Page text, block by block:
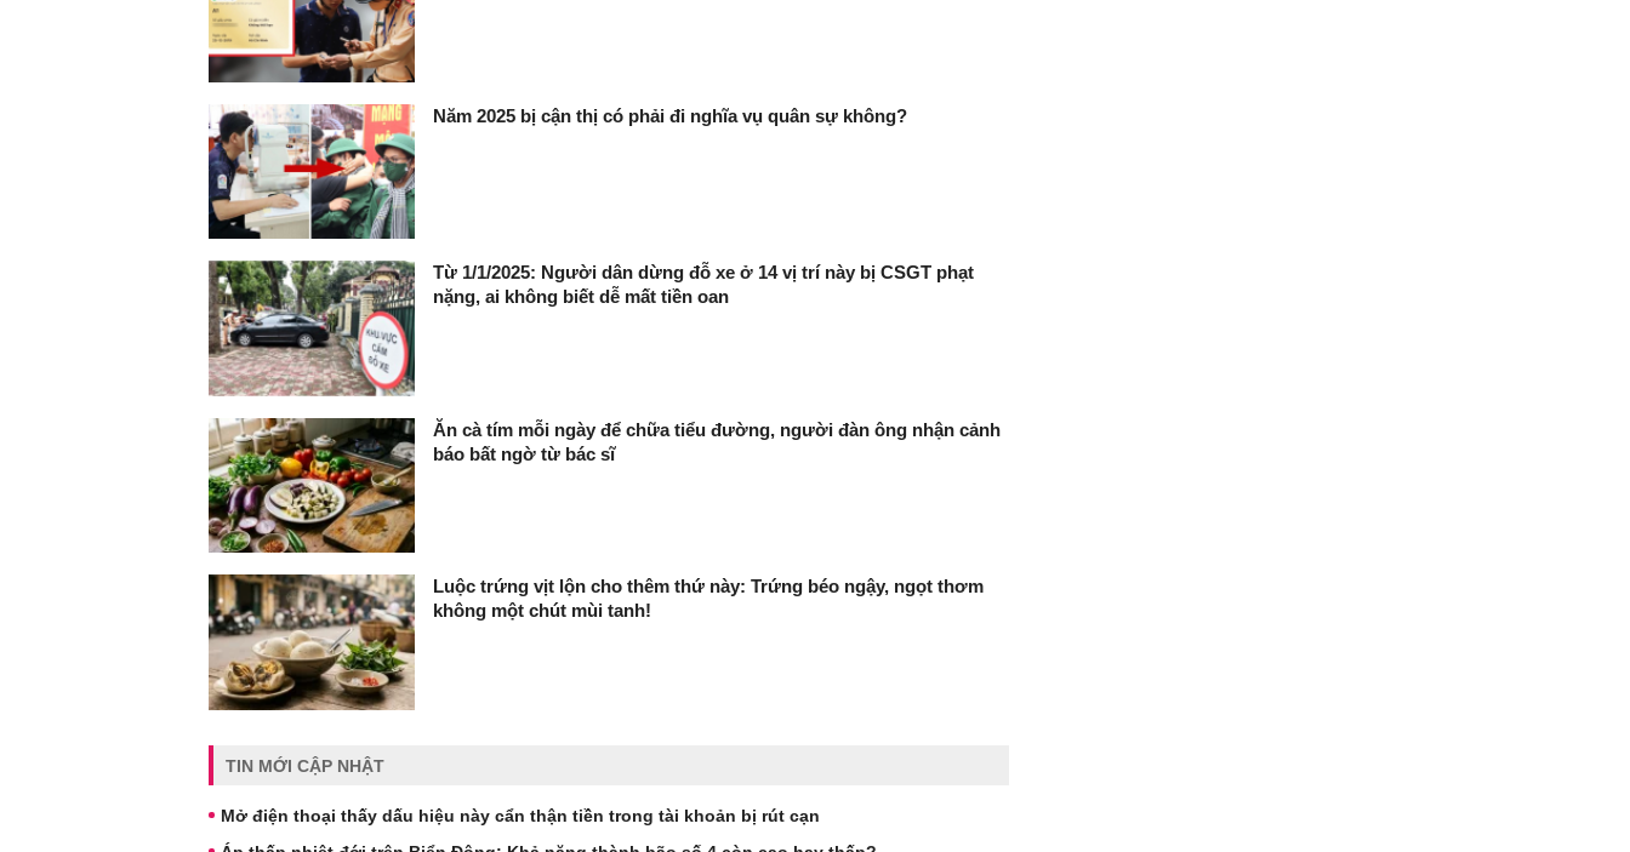
Năm 2025 bị cận thị có phải đi nghĩa vụ quân sự không?
Từ 1/1/2025: Người dân dừng đỗ xe ở 14 vị trí này bị CSGT phạt
nặng, ai không biết dễ mất tiền oan
Ăn cà tím mỗi ngày để chữa tiểu đường, người đàn ông nhận cảnh
báo bất ngờ từ bác sĩ
Luộc trứng vịt lộn cho thêm thứ này: Trứng béo ngậy, ngọt thơm
không một chút mùi tanh!
TIN MỚI CẬP NHẬT
Mở điện thoại thấy dấu hiệu này cẩn thận tiền trong tài khoản bị rút cạn